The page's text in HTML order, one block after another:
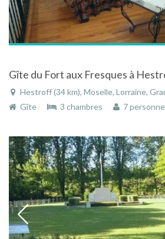
Gîte du Fort aux Fresques à
Hestroff (34 km), Moselle, Lorraine,
Gîte
3 chambres 7